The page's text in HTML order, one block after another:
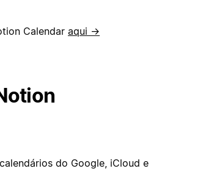
Calendar aqui →
do Google, iCloud e